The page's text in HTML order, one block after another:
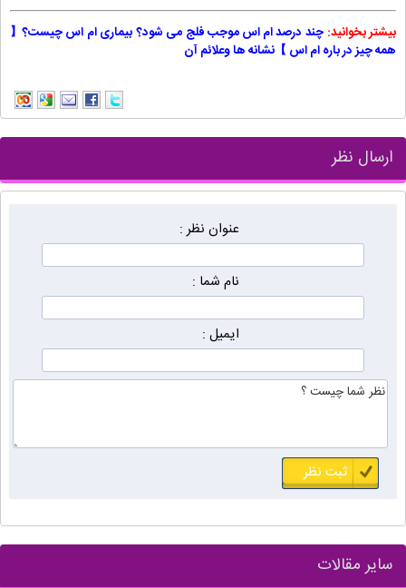
بیشتر بخوانید: چند درصد ام اس موجب فلج می شود؟بیماری ام اس چیست؟【
همه چیز در باره ام اس 】نشانه ها وعلائم آن
ارسال نظر
عنوان نظر :
نام شما :
ایمیل :
سایر مقالات